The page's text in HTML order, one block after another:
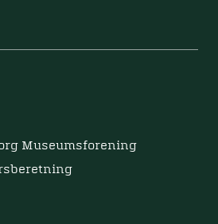
Museumsforening